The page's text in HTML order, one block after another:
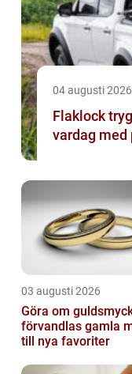
04 augusti 2026
Flaklock tryggare last och smartare
vardag med
03 augusti 2026
Göra om
förvandlas gamla
till nya favoriter